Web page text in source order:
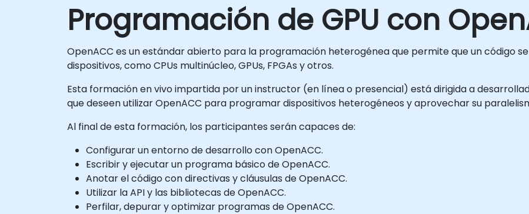
Programación de GPU con
OpenACC es un estándar abierto para la programación heterogénea que permite que un código
dispositivos, como CPUs multinúcleo, GPUs, FPGAs y otros.
Esta formación en vivo impartida por un instructor (en línea o presencial) está dirigida a
que deseen utilizar OpenACC para programar dispositivos heterogéneos y aprovechar su
Al final de esta formación, los participantes serán capaces de:
Configurar un entorno de desarrollo con OpenACC.
Escribir y ejecutar un programa básico de OpenACC.
Anotar el código con directivas y cláusulas de OpenACC.
Utilizar la API y las bibliotecas de OpenACC.
Perfilar, depurar y optimizar programas de OpenACC.